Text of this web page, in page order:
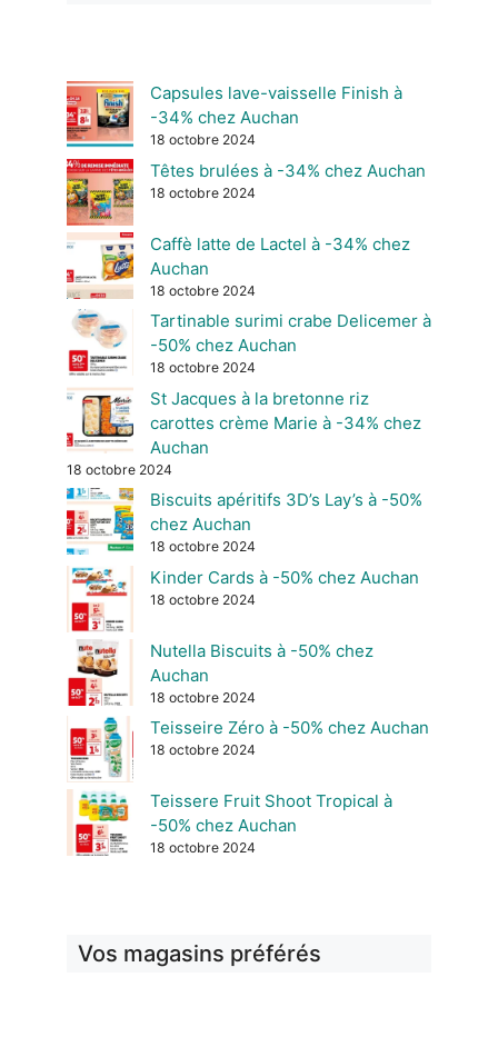
Capsules lave-vaisselle Finish à
-34% chez Auchan
18 octobre 2024
Têtes brulées à -34% chez Auchan
18 octobre 2024
Caffè latte de Lactel à -34% chez
Auchan
18 octobre 2024
Tartinable surimi crabe Delicemer à
-50% chez Auchan
18 octobre 2024
St Jacques à la bretonne riz
carottes crème Marie à -34% chez
Auchan
18 octobre 2024
Biscuits apéritifs 3D’s Lay’s à -50%
chez Auchan
18 octobre 2024
Kinder Cards à -50% chez Auchan
18 octobre 2024
Nutella Biscuits à -50% chez
Auchan
18 octobre 2024
Teisseire Zéro à -50% chez Auchan
18 octobre 2024
Teissere Fruit Shoot Tropical à
-50% chez Auchan
18 octobre 2024
Vos magasins préférés